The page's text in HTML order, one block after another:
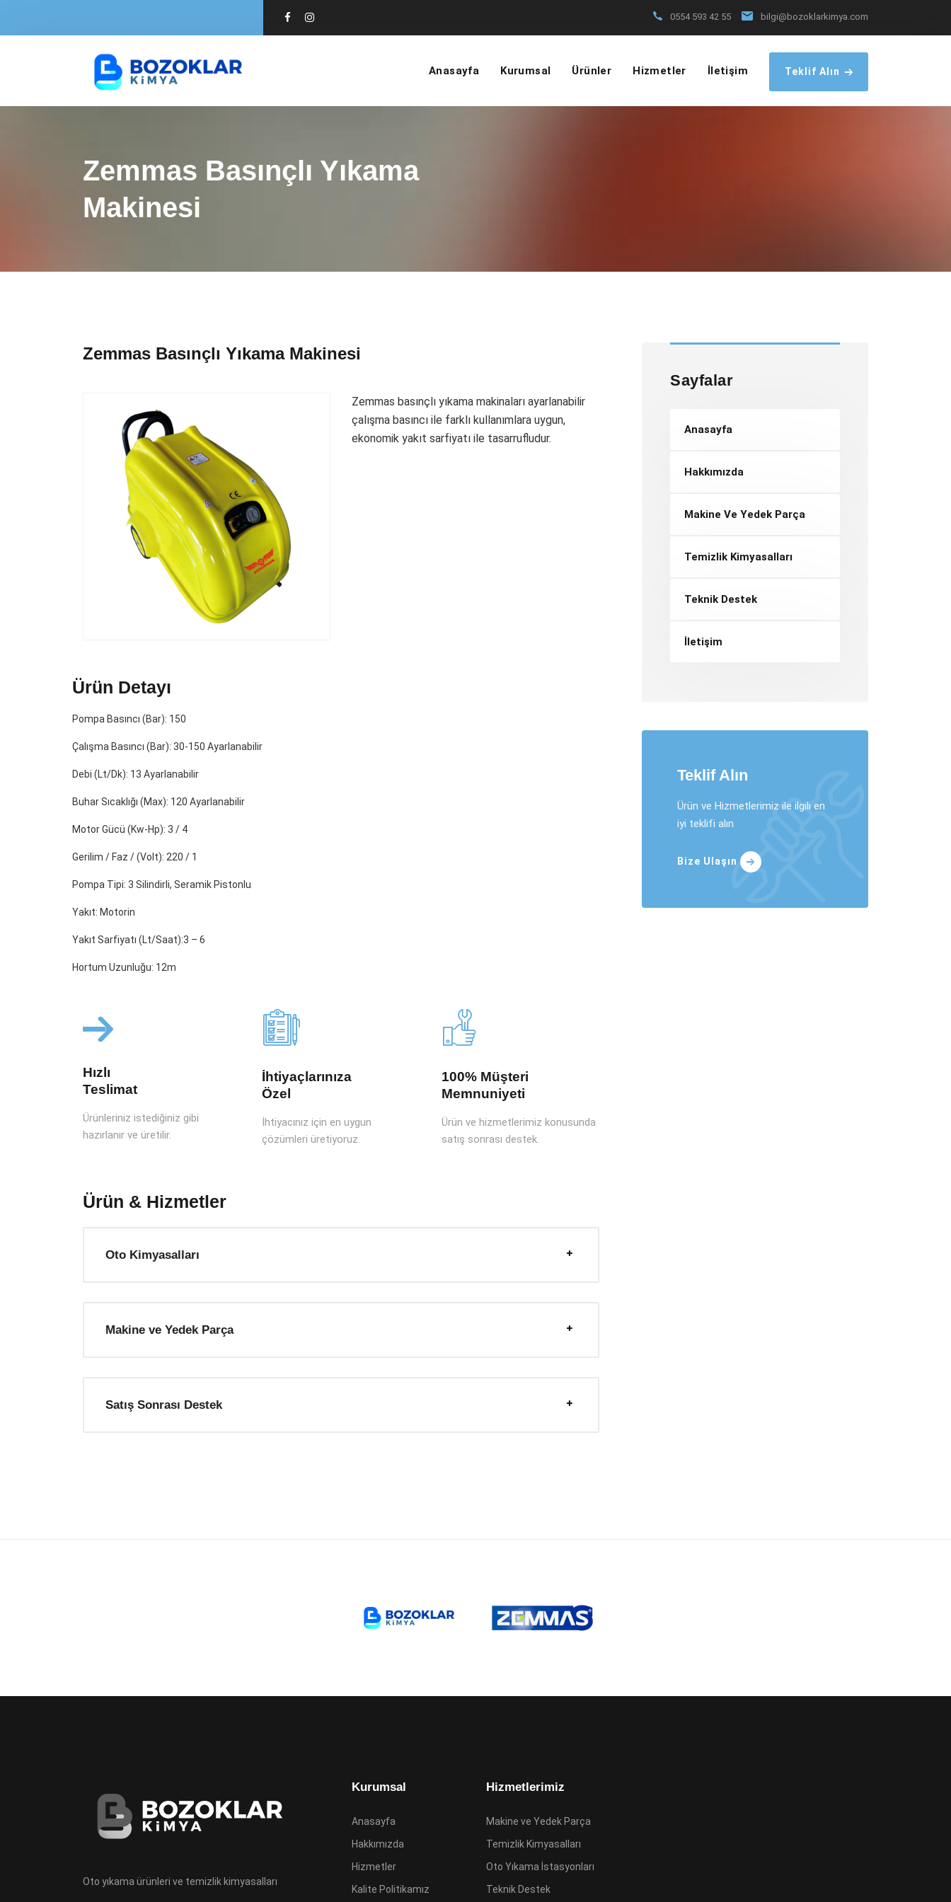
0554 593 42 55 bilgi@bozoklarkimya.com
Anasayfa Kurumsal Ürünler Hizmetler İletişim Teklif Alın
Zemmas Basınçlı Yıkama
Makinesi
Zemmas Basınçlı Yıkama Makinesi
Zemmas basınçlı yıkama makinaları ayarlanabilir
çalışma basıncı ile farklı kullanımlara uygun,
ekonomik yakıt sarfiyatı ile tasarrufludur.
Ürün Detayı
Pompa Basıncı (Bar): 150
Çalışma Basıncı (Bar): 30-150 Ayarlanabilir
Debi (Lt/Dk): 13 Ayarlanabilir
Buhar Sıcaklığı (Max): 120 Ayarlanabilir
Motor Gücü (Kw-Hp): 3 / 4
Gerilim / Faz / (Volt): 220 / 1
Pompa Tipi: 3 Silindirli, Seramik Pistonlu
Yakıt: Motorin
Yakıt Sarfiyatı (Lt/Saat):3 – 6
Hortum Uzunluğu: 12m
Hızlı
Teslimat
Ürünleriniz istediğiniz gibi
hazırlanır ve üretilir.
İhtiyaçlarınıza
Özel
İhtiyacınız için en uygun
çözümleri üretiyoruz.
100% Müşteri
Memnuniyeti
Ürün ve hizmetlerimiz konusunda
satış sonrası destek.
Ürün & Hizmetler
Oto Kimyasalları
Makine ve Yedek Parça
Satış Sonrası Destek
Sayfalar
Anasayfa
Hakkımızda
Makine Ve Yedek Parça
Temizlik Kimyasalları
Teknik Destek
İletişim
Teklif Alın
Ürün ve Hizmetlerimiz ile ilgili en
iyi teklifi alın
Bize Ulaşın
Oto yıkama ürünleri ve temizlik kimyasalları
Kurumsal
Anasayfa
Hakkımızda
Hizmetler
Kalite Politikamız
Hizmetlerimiz
Makine ve Yedek Parça
Temizlik Kimyasalları
Oto Yıkama İstasyonları
Teknik Destek